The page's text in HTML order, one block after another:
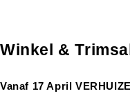
Winkel &
Vanaf 17 April